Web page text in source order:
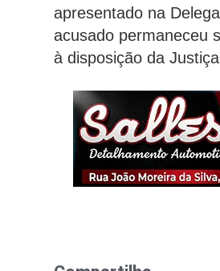
apresentado na
acusado permaneceu
à disposição da